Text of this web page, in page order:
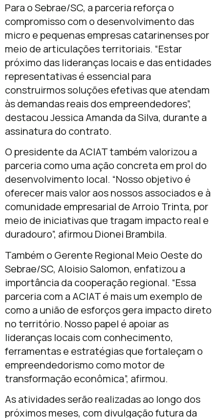
Para o Sebrae/SC, a parceria reforça o
compromisso com o desenvolvimento das
micro e pequenas empresas catarinenses por
meio de articulações territoriais. “Estar
próximo das lideranças locais e das entidades
representativas é essencial para
construirmos soluções efetivas que atendam
às demandas reais dos empreendedores”,
destacou Jessica Amanda da Silva, durante a
assinatura do contrato.
O presidente da ACIAT também valorizou a
parceria como uma ação concreta em prol do
desenvolvimento local. “Nosso objetivo é
oferecer mais valor aos nossos associados e à
comunidade empresarial de Arroio Trinta, por
meio de iniciativas que tragam impacto real e
duradouro”, afirmou Dionei Brambila.
Também o Gerente Regional Meio Oeste do
Sebrae/SC, Aloisio Salomon, enfatizou a
importância da cooperação regional. “Essa
parceria com a ACIAT é mais um exemplo de
como a união de esforços gera impacto direto
no território. Nosso papel é apoiar as
lideranças locais com conhecimento,
ferramentas e estratégias que fortaleçam o
empreendedorismo como motor de
transformação econômica”, afirmou.
As atividades serão realizadas ao longo dos
próximos meses, com divulgação futura da